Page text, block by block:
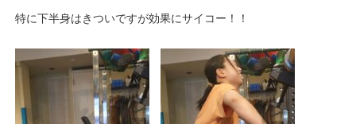
特に下半身はきついですが効果にサイコー！！